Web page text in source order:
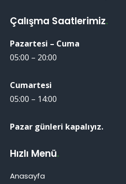
Çalışma Saatlerimiz.
Pazartesi – Cuma
05:00 – 20:00
Cumartesi
05:00 – 14:00
Pazar günleri kapalıyız.
Hızlı Menü.
Anasayfa